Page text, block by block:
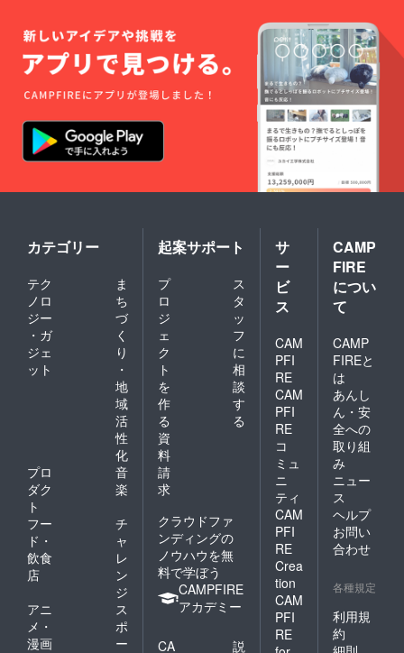
カテゴリー
テク
ノロ
ジー
・ガ
ジェ
ット
ま
ち
づ
く
り
・
地
域
活
性
化
プロ
ダク
ト
音
楽
フー
ド・
飲食
店
チ
ャ
レ
ン
ジ
アニ
メ・
漫画
ス
ポ
ー
起案サポート
プ
ロ
ジ
ェ
ク
ト
を
作
る
ス
タ
ッ
フ
に
相
談
す
る
資
料
請
求
クラウドファ
ンディングの
ノウハウを無
料で学ぼう
CAMPFIRE
アカデミー
CA
説
サ
ー
ビ
ス
CAM
PFI
RE
CAM
PFI
RE
コ
ミュ
ニ
ティ
CAM
PFI
RE
Crea
tion
CAM
PFI
RE
CAMP
FIRE
につい
て
CAMP
FIREと
は
あんし
ん・安
全への
取り組
み
ニュー
ス
ヘルプ
お問い
合わせ
各種規定
利用規
約